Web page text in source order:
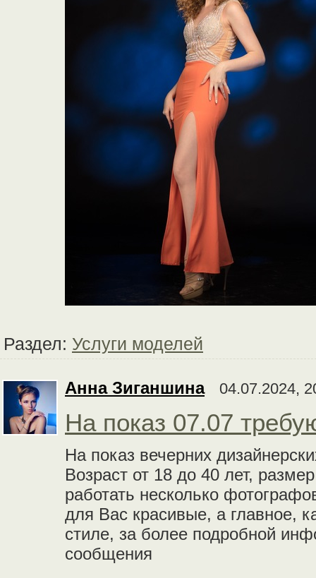
Раздел: Услуги моделей
Анна Зиганшина 04.07.2024,
На показ 07.07
На показ вечерних
Возраст от 18 до 40 лет,
работать несколько
для Вас красивые, а главное,
стиле, за более подробной
сообщения